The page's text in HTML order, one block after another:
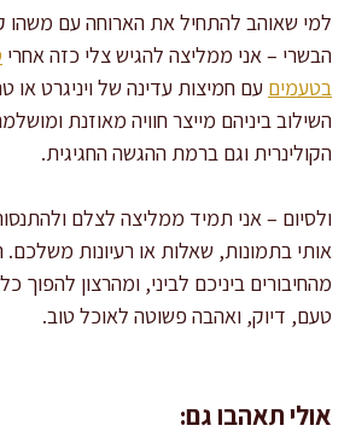
למי שאוהב להתחיל את הארוחה עם משהו
הבשרי – אני ממליצה להגיש צלי כזה אחרי
בטעמים עם חמיצות עדינה של ויניגרט או
השילוב ביניהם מייצר חוויה מאוזנת
הקולינרית וגם ברמת ההגשה החגיגית.
ולסיום – אני תמיד ממליצה לצלם
אותי בתמונות, שאלות או רעיונות
מהחיבורים ביניכם לביני, ומהרצון להפוך
טעם, דיוק, ואהבה פשוטה לאוכל טוב.
אולי תאהבו גם: